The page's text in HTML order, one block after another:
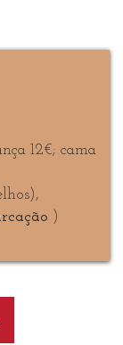
12€; cama
)